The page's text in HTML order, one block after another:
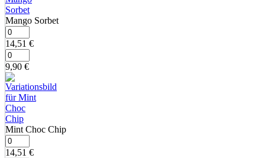
Mango Sorbet
14,51 €
9,90 €
Mint Choc Chip
14,51 €